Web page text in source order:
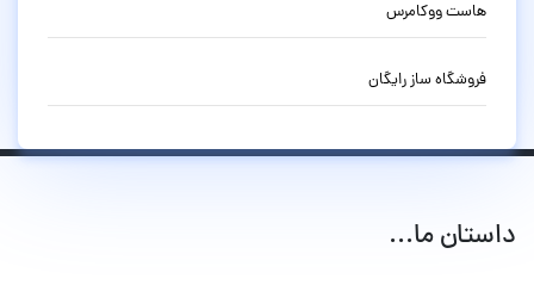
هاست ووکامرس
فروشگاه ساز رایگان
داستان ما...